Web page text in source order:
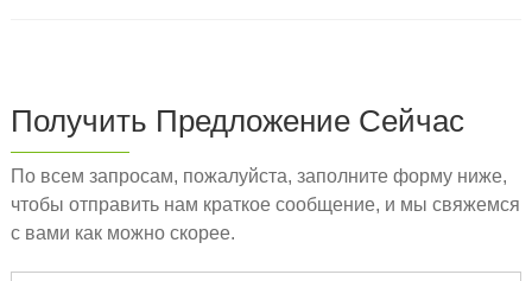
Получить Предложение Сейчас
По всем запросам, пожалуйста, заполните форму ниже,
чтобы отправить нам краткое сообщение, и мы свяжемся
с вами как можно скорее.